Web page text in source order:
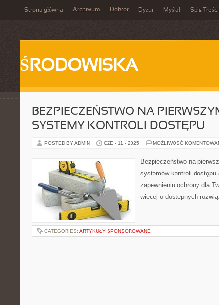
Strona główna Archiwum Doktor Dyżur Myślał Spis Treści
ŚRODOWISKA
BEZPIECZEŃSTWO NA
SYSTEMY KONTROLI DOSTĘPU
POSTED BY ADMIN CZE - 11 - 2025 MOŻLIWOŚĆ
Bezpieczeństwo na
systemów kontroli
zapewnieniu ochrony dla
więcej o dostępnych
CATEGORIES: ARTYKUŁY SPONSOROWANE